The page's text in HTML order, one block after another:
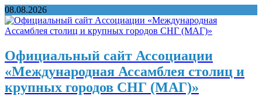
08.08.2026
Официальный сайт Ассоциации
«Международная Ассамблея столиц и
крупных городов СНГ (МАГ)»